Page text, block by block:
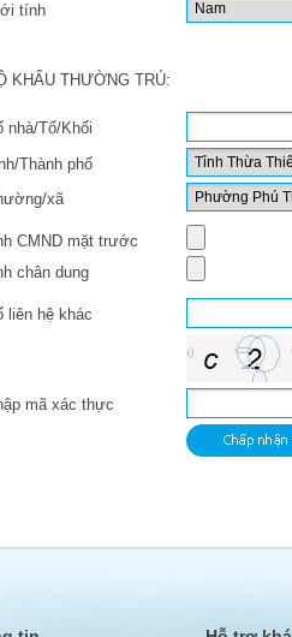
tính
KHẨU THƯỜNG TRÚ:
nhà/Tổ/Khối
Thành phố
xã
CMND mặt trước
chân dung
liên hệ khác
mã xác thực